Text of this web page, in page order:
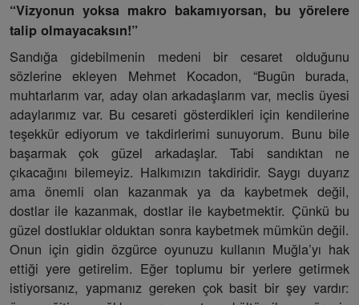
“Vizyonun yoksa makro bakamıyorsan, bu yörelere
talip olmayacaksın!”
Sandığa gidebilmenin medeni bir cesaret olduğunu
sözlerine ekleyen Mehmet Kocadon, “Bugün burada,
muhtarlarım var, aday olan arkadaşlarım var, meclis üyesi
adaylarımız var. Bu cesareti gösterdikleri için kendilerine
teşekkür ediyorum ve takdirlerimi sunuyorum. Bunu bile
başarmak çok güzel arkadaşlar. Tabi sandıktan ne
çıkacağını bilemeyiz. Halkımızın takdiridir. Saygı duyarız
ama önemli olan kazanmak ya da kaybetmek değil,
dostlar ile kazanmak, dostlar ile kaybetmektir. Çünkü bu
güzel dostluklar olduktan sonra kaybetmek mümkün değil.
Onun için gidin özgürce oyunuzu kullanın Muğla’yı hak
ettiği yere getirelim. Eğer toplumu bir yerlere getirmek
istiyorsanız, yapmanız gereken çok basit bir şey vardır: